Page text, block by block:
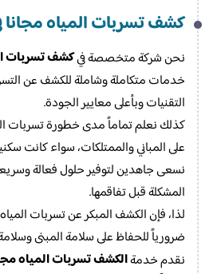
كشف تسربات المياه مجانا
نحن شركة متخصصة فيكشف تسربات
خدمات متكاملة وشاملة للكشف عن
التقنيات وبأعلى معايير الجودة.
كذلك نعلم تماماً مدى خطورة تسربات
على المباني والممتلكات، سواء كانت
نسعى جاهدين لتوفير حلول فعالة
المشكلة قبل تفاقمها.
لذا، فإن الكشف المبكر عن تسربات
ضرورياً للحفاظ على سلامة المبنى
نقدم خدمةالكشف تسربات المياه